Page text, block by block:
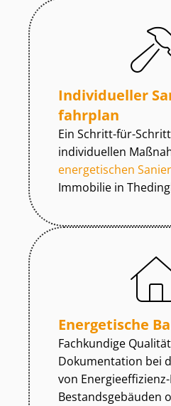
Individueller
fahr­plan
Ein Schritt-für-
individuellen
energetischen
Immobilie in
Energetische
Fachkundige
Dokumentation bei
von
Be­stands­ge­bäu­den